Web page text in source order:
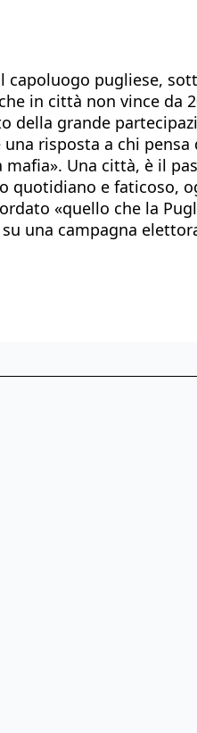
capoluogo pugliese,
in città non vince da
grande
risposta a chi
Una città, è il
quotidiano e faticoso,
«quello che la
una campagna